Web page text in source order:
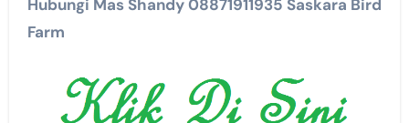
Hubungi Mas Shandy 08871911935 Saskara Bird
Farm